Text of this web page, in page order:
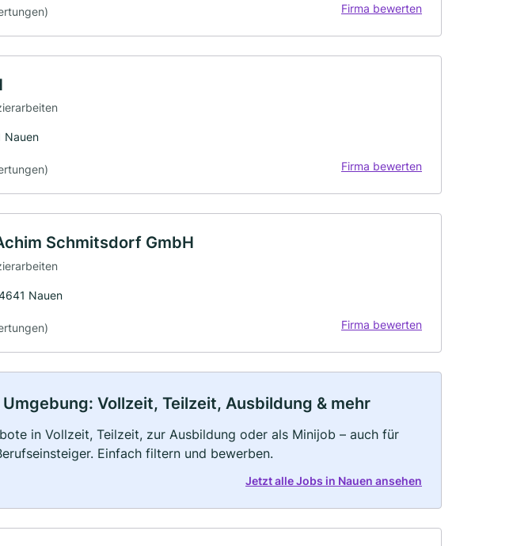
Firma bewerten
Nauen
Firma bewerten
Schmitsdorf GmbH
Nauen
Firma bewerten
Umgebung: Vollzeit, Teilzeit, Ausbildung & mehr
in Vollzeit, Teilzeit, zur Ausbildung oder als Minijob – auch für
Einfach filtern und bewerben.
Jetzt alle Jobs in Nauen ansehen